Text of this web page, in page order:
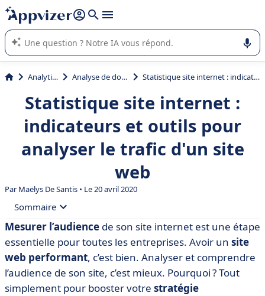
répondre (plusieurs lignes avec
L'IA de Appvizer vous guide dans l'utilisation ou la sélection de
logiciel SaaS en entreprise.
Analytique Analyse de données Statistique site internet : indicateurs et outils pour analyser le trafic d'un site web
Statistique site internet :
indicateurs et outils pour
analyser le trafic d'un site
web
ParMaëlys De Santis • Le 20 avril 2020
Sommaire
• Pourquoi analyser les statistiques de son site
internet ?
• Quels indicateurs analyser ?
• Mesurer l’audience d’un site web concurrent ou tiers
Mesurer l’audience de son site internet est une étape
essentielle pour toutes les entreprises. Avoir un site
web performant, c’est bien. Analyser et comprendre
l’audience de son site, c’est mieux. Pourquoi ? Tout
simplement pour booster votre stratégie